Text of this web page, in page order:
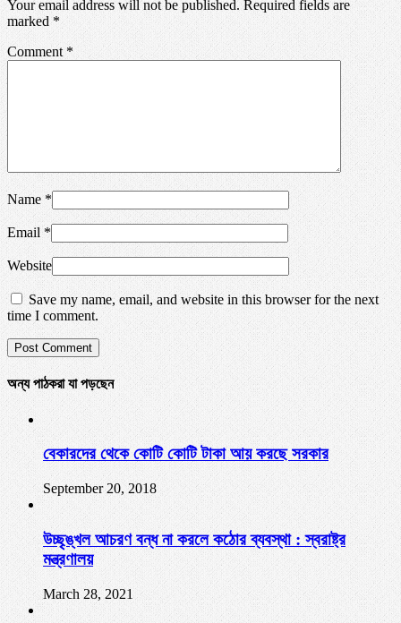
Your email address will not be published. Required fields are
marked *
Comment*
Name *
Email *
Website
Save my name, email, and website in this browser for the next
time I comment.
অন্য পাঠকরা যা পড়ছেন
বেকারদের থেকে কোটি কোটি টাকা আয় করছে সরকার
September 20, 2018
উচ্ছৃঙ্খল আচরণ বন্ধ না করলে কঠোর ব্যবস্থা : স্বরাষ্ট্র
মন্ত্রণালয়
March 28, 2021